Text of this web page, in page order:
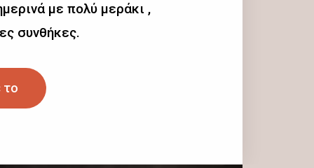
με πολύ μεράκι ,
συνθήκες.
το